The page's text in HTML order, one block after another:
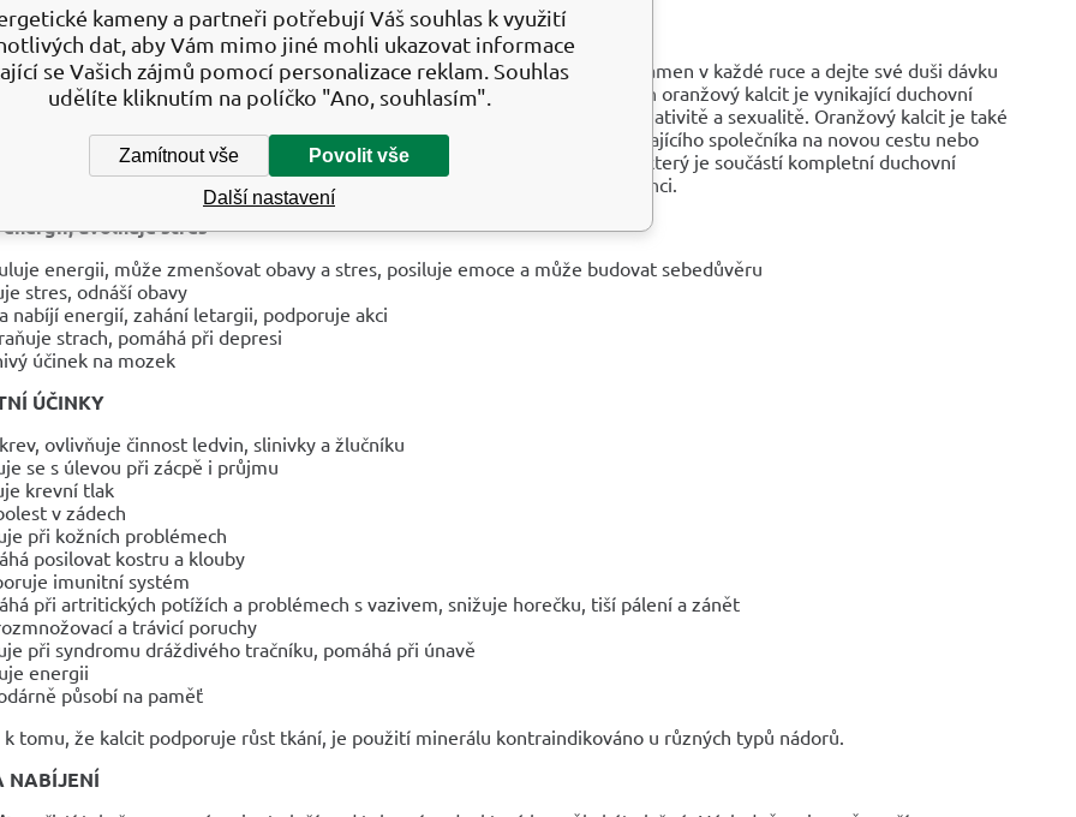
SCHOPNOSTI KAMENE
nosíte krystal oranžový kalcit, máte vždy v kapse trochu sluníčka. Držte kámen v každé ruce a dejte své duši dávku
životodárné živiny, která vyzařuje energii slunce. Snídaně šampionů, kámen oranžový kalcit je vynikající duchovní
podporuje sakrální čakru, energetické centrum, které je klíčem ke kreativitě a sexualitě. Oranžový kalcit je také
silný čistič energie, protože se pohybuje po celém těle, což z něj dělá vynikajícího společníka na novou cestu nebo
Bez ohledu na počasí začněte svůj den s krystalem oranžového kalcitu, který je součástí kompletní duchovní
dodá vaší duši výživu, kterou potřebuje, aby vibrovala na nejvyšší frekvenci.
uvolňuje stres
energii, může zmenšovat obavy a stres, posiluje emoce a může budovat sebedůvěru
stres, odnáší obavy
nabíjí energií, zahání letargii, podporuje akci
strach, pomáhá při depresi
účinek na mozek
ÚČINKY
ovlivňuje činnost ledvin, slinivky a žlučníku
se s úlevou při zácpě i průjmu
krevní tlak
v zádech
při kožních problémech
posilovat kostru a klouby
imunitní systém
při artritických potížích a problémech s vazivem, snižuje horečku, tiší pálení a zánět
a trávicí poruchy
při syndromu dráždivého tračníku, pomáhá při únavě
energii
působí na paměť
tomu, že kalcit podporuje růst tkání, je použití minerálu kontraindikováno u různých typů nádorů.
NABÍJENÍ
kameny a partneři potřebují Váš souhlas k využití
dat, aby Vám mimo jiné mohli ukazovat informace
se Vašich zájmů pomocí personalizace reklam. Souhlas
udělíte kliknutím na políčko "Ano, souhlasím".
Zamítnout vše Povolit vše
Další nastavení